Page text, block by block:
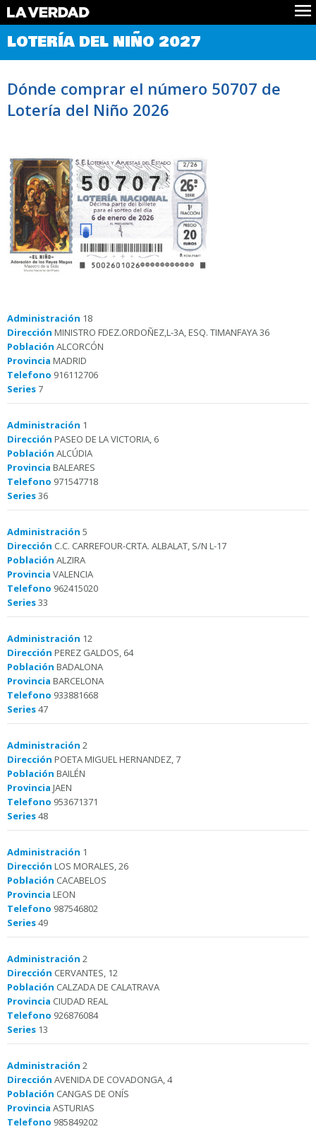
Comprobar Loteria del Niño
Premios
Noticias
Datos
LOTERÍA DEL NIÑO 2027
Dónde comprar el número 50707 de
Lotería del Niño 2026
50707
Administración 18
Dirección MINISTRO FDEZ.ORDOÑEZ,L-3A, ESQ. TIMANFAYA 36
Población ALCORCÓN
Provincia MADRID
Telefono 916112706
Series7
Administración 1
Dirección PASEO DE LA VICTORIA, 6
Población ALCÚDIA
Provincia BALEARES
Telefono 971547718
Series36
Administración 5
Dirección C.C. CARREFOUR-CRTA. ALBALAT, S/N L-17
Población ALZIRA
Provincia VALENCIA
Telefono 962415020
Series33
Administración 12
Dirección PEREZ GALDOS, 64
Población BADALONA
Provincia BARCELONA
Telefono 933881668
Series47
Administración 2
Dirección POETA MIGUEL HERNANDEZ, 7
Población BAILÉN
Provincia JAEN
Telefono 953671371
Series48
Administración 1
Dirección LOS MORALES, 26
Población CACABELOS
Provincia LEON
Telefono 987546802
Series49
Administración 2
Dirección CERVANTES, 12
Población CALZADA DE CALATRAVA
Provincia CIUDAD REAL
Telefono 926876084
Series 13
Administración 2
Dirección AVENIDA DE COVADONGA, 4
Población CANGAS DE ONÍS
Provincia ASTURIAS
Telefono 985849202